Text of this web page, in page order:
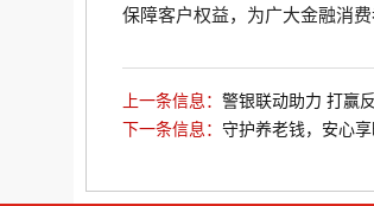
保障客户权益，为广大金融消
上一条信息： 警银联动助力 打赢
下一条信息： 守护养老钱，安心